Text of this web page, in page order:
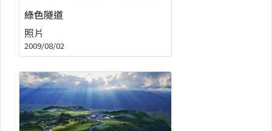
綠色隧道
照片
2009/08/02